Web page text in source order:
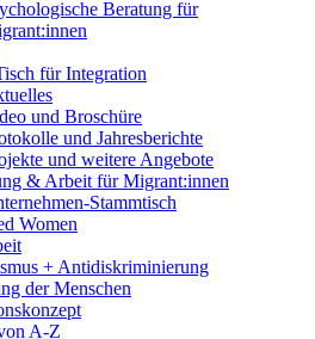
Beratung für
für Integration
und Broschüre
und Jahresberichte
und weitere Angebote
& Arbeit für Migrant:innen
Stammtisch
Women
+ Antidiskriminierung
der Menschen
A-Z